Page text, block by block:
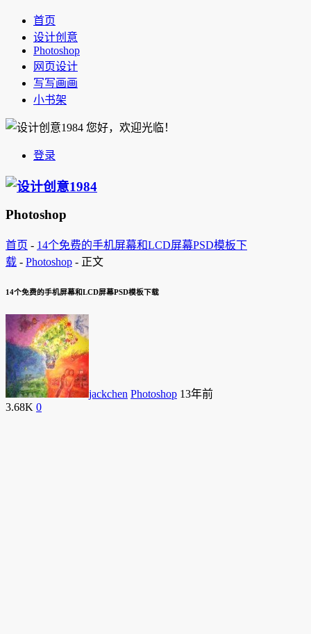
首页
设计创意
Photoshop
网页设计
写写画画
小书架
您好，欢迎光临！
登录
Photoshop
首页 - 14个免费的手机屏幕和LCD屏幕PSD模板下
载 - Photoshop - 正文
14个免费的手机屏幕和LCD屏幕PSD模板下载
jackchen Photoshop 13年前
3.68K 0